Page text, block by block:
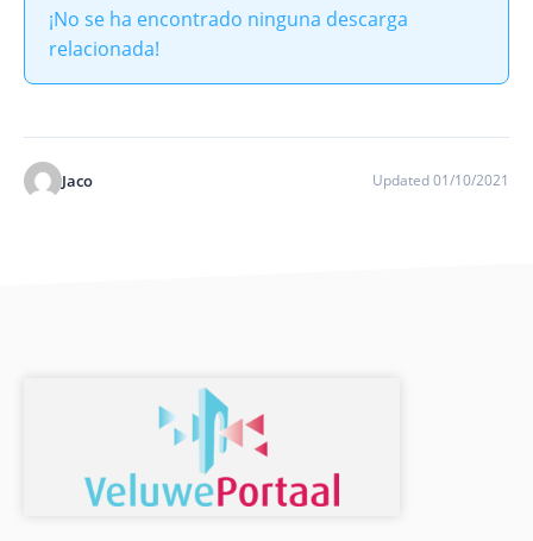
¡No se ha encontrado ninguna descarga
relacionada!
Jaco Updated 01/10/2021